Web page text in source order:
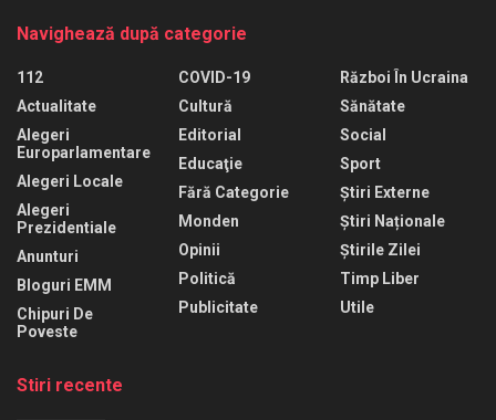
Navighează după categorie
112
Actualitate
Alegeri
Europarlamentare
Alegeri Locale
Alegeri
Prezidentiale
Anunturi
Bloguri EMM
Chipuri De
Poveste
COVID-19
Cultură
Editorial
Educaţie
Fără Categorie
Monden
Opinii
Politică
Publicitate
Război În Ucraina
Sănătate
Social
Sport
Știri Externe
Știri Naționale
Știrile Zilei
Timp Liber
Utile
Stiri recente